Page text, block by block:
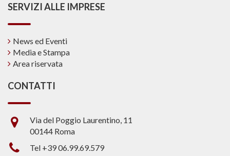
SERVIZI ALLE IMPRESE
News ed Eventi
Media e Stampa
Area riservata
CONTATTI
Via del Poggio Laurentino, 11
00144 Roma
Tel +39 06.99.69.579